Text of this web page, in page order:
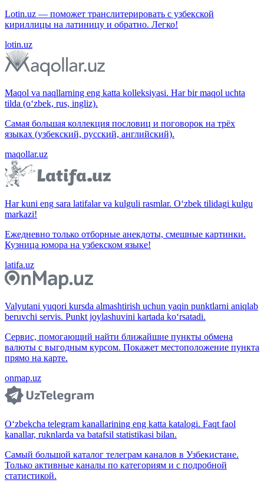
Lotin.uz — поможет транслитерировать с узбекской
кириллицы на латиницу и обратно. Легко!
lotin.uz
Maqol va naqllarning eng katta kolleksiyasi. Har bir maqol uchta
tilda (o‘zbek, rus, ingliz).
Самая большая коллекция пословиц и поговорок на трёх
языках (узбекский, русский, английский).
maqollar.uz
Har kuni eng sara latifalar va kulguli rasmlar. O‘zbek tilidagi kulgu
markazi!
Ежедневно только отборные анекдоты, смешные картинки.
Кузница юмора на узбекском языке!
latifa.uz
Valyutani yuqori kursda almashtirish uchun yaqin punktlarni aniqlab
beruvchi servis. Punkt joylashuvini kartada ko‘rsatadi.
Сервис, помогающий найти ближайшие пункты обмена
валюты с выгодным курсом. Покажет местоположение пункта
прямо на карте.
onmap.uz
O‘zbekcha telegram kanallarining eng katta katalogi. Faqt faol
kanallar, ruknlarda va batafsil statistikasi bilan.
Самый большой каталог телеграм каналов в Узбекистане.
Только активные каналы по категориям и с подробной
статистикой.